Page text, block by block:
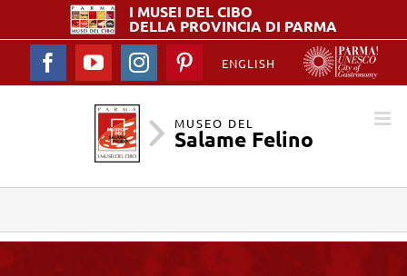
I MUSEI DELCIBO
DELLA PROVINCIA DI PARMA
ENGLISH
FacebookYouTubeInstagramPinterest
MUSEO DEL
Salame Felino